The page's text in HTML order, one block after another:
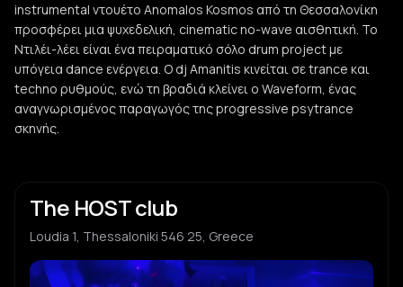
instrumental ντουέτο Anomalos Kosmos από τη Θεσσαλονίκη
προσφέρει μια ψυχεδελική, cinematic no-wave αισθητική. Το
Ντιλέι-λέει είναι ένα πειραματικό σόλο drum project με
υπόγεια dance ενέργεια. Ο dj Amanitis κινείται σε trance και
techno ρυθμούς, ενώ τη βραδιά κλείνει ο Waveform, ένας
αναγνωρισμένος παραγωγός της progressive psytrance
σκηνής.
The HOST club
Lοudia 1, Thessaloniki 546 25, Greece